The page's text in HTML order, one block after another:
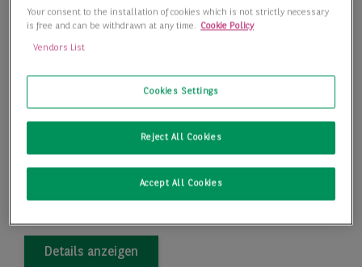
Bürofläche 547,00 m2
Preis 15,00 €/m2
Details anzeigen
Your consent to the installation of cookies which is not strictly necessary
is free and can be withdrawn at any time. Cookie Policy
Vendors List
Cookies Settings
Reject All Cookies
Accept All Cookies